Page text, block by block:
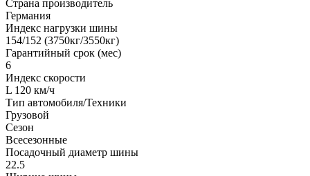
Страна производитель
Германия
Индекс нагрузки шины
154/152 (3750кг/3550кг)
Гарантийный срок (мес)
6
Индекс скорости
L 120 км/ч
Тип автомобиля/Техники
Грузовой
Сезон
Всесезонные
Посадочный диаметр шины
22.5